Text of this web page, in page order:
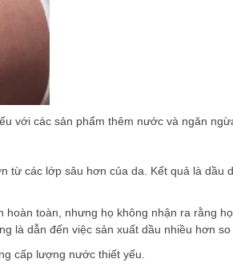
với các sản phẩm thêm nước và ngăn
từ các lớp sâu hơn của da. Kết quả là dầu
toàn, nhưng họ không nhận ra rằng
là dẫn đến việc sản xuất dầu nhiều hơn
cấp lượng nước thiết yếu.